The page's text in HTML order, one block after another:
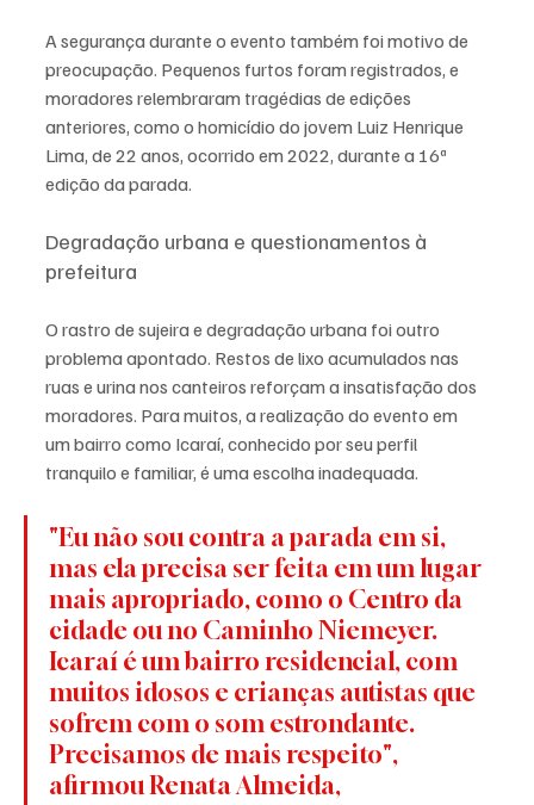
A segurança durante o evento também foi motivo de
preocupação. Pequenos furtos foram registrados, e
moradores relembraram tragédias de edições
anteriores, como o homicídio do jovem Luiz Henrique
Lima, de 22 anos, ocorrido em 2022, durante a 16ª
edição da parada.
Degradação urbana e questionamentos à
prefeitura
O rastro de sujeira e degradação urbana foi outro
problema apontado. Restos de lixo acumulados nas
ruas e urina nos canteiros reforçam a insatisfação dos
moradores. Para muitos, a realização do evento em
um bairro como Icaraí, conhecido por seu perfil
tranquilo e familiar, é uma escolha inadequada.
"Eu não sou contra a parada em si,
mas ela precisa ser feita em um lugar
mais apropriado, como o Centro da
cidade ou no Caminho Niemeyer.
Icaraí é um bairro residencial, com
muitos idosos e crianças autistas que
sofrem com o som estrondante.
Precisamos de mais respeito",
afirmou Renata Almeida,